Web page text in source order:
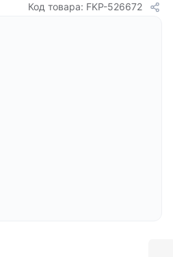
Код товара: FKP-526672